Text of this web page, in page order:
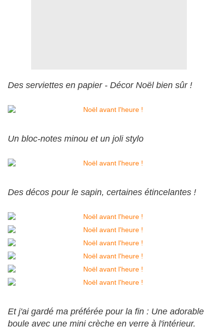
Des serviettes en papier - Décor Noël bien sûr !
Un bloc-notes minou et un joli stylo
Des décos pour le sapin, certaines étincelantes !
Et j'ai gardé ma préférée pour la fin : Une adorable
boule avec une mini crèche en verre à l'intérieur.